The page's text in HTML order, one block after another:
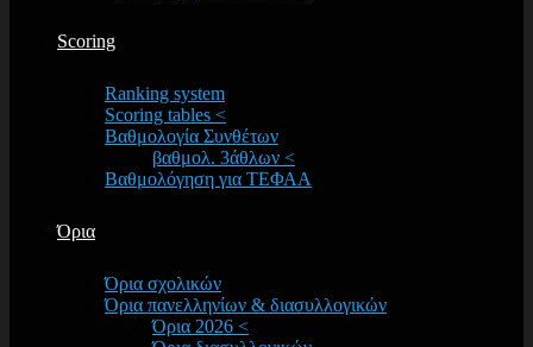
Scoring
Ranking system
Scoring tables <
Βαθμολογία Συνθέτων
βαθμολ. 3άθλων <
Βαθμολόγηση για ΤΕΦΑΑ
Όρια
Όρια σχολικών
Όρια πανελληνίων & διασυλλογικών
Όρια 2026 <